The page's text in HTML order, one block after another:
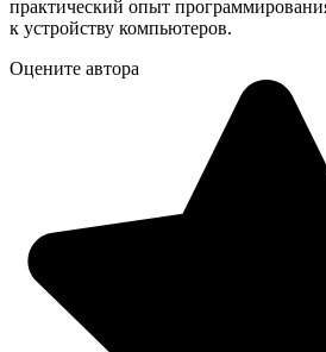
практический опыт
к устройству компьютеров.
Оцените автора